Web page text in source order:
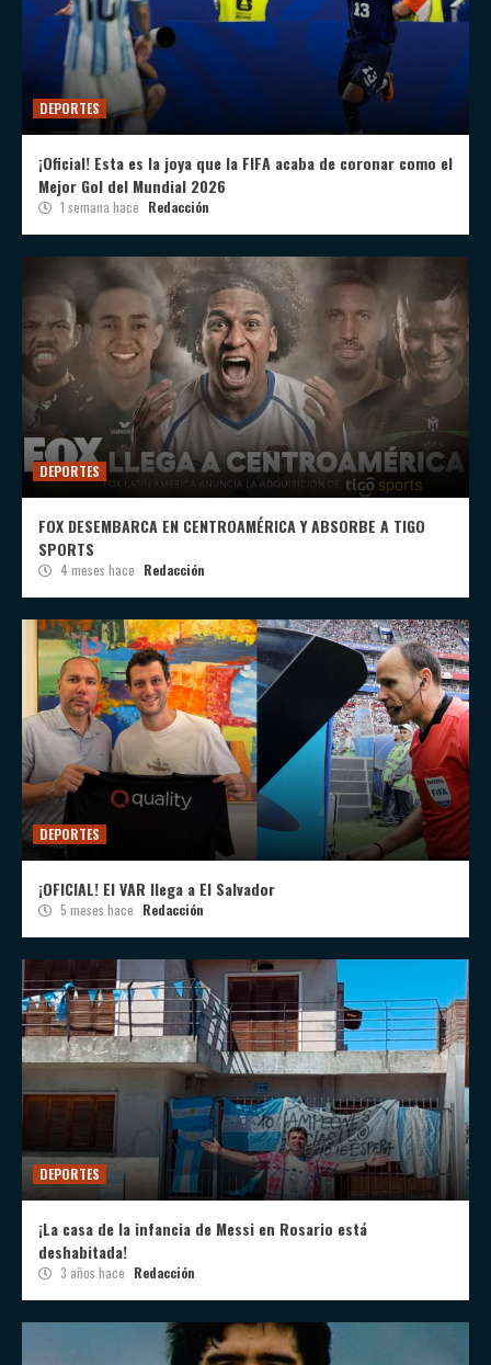
DEPORTES
¡Oficial! Esta es la joya que la FIFA acaba de coronar como el
Mejor Gol del Mundial 2026
1 semana hace Redacción
DEPORTES
FOX DESEMBARCA EN CENTROAMÉRICA Y ABSORBE A TIGO
SPORTS
4 meses hace Redacción
DEPORTES
¡OFICIAL! El VAR llega a El Salvador
5 meses hace Redacción
DEPORTES
¡La casa de la infancia de Messi en Rosario está
deshabitada!
3 años hace Redacción